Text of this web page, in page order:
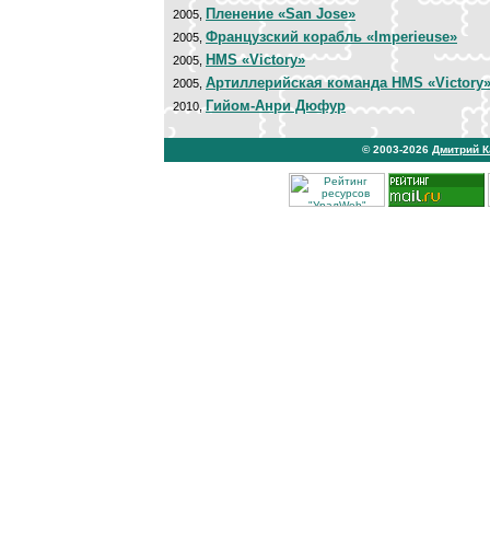
2005, Пленение «San Jose»
2005, Французский корабль «Imperieuse»
2005, HMS «Victory»
2005, Артиллерийская команда HMS «Victory»
2010,Гийом-Анри Дюфур
© 2003-2026 Дмитрий